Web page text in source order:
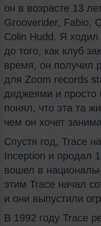
он в возрасте 13
Grooverider, Fabio,
Colin Hudd. Я
до того, как клуб
время, он получил
для Zoom records
диджеями и просто
понял, что эта та
чем он хочет
Спустя год, Trace
Inception и продал
вошел в
этим Trace начал
и они выпустили
В 1992 году Trace